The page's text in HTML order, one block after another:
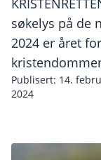
søkelys på de
2024 er året
Publisert: 14.
2024